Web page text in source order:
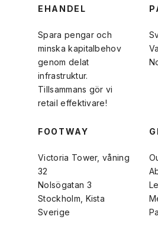
EHANDEL
Spara pengar och
minska kapitalbehov
genom delat
infrastruktur.
Tillsammans gör vi
retail effektivare!
FOOTWAY
Victoria Tower, våning
32
Nolsögatan 3
Stockholm, Kista
Sverige